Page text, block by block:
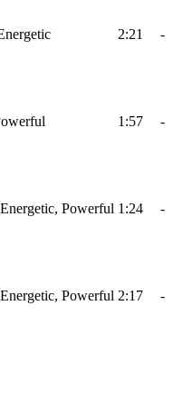
2:21 -
1:57 -
Powerful 1:24 -
Powerful 2:17 -